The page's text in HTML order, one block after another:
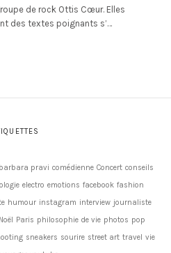
de rock Ottis Cœur. Elles
des textes poignants s’…
barbara pravi comédienne Concert conseils
electro emotions facebook fashion
humour instagram interview journaliste
Noël Paris philosophie de vie photos pop
sneakers sourire street art travel vie